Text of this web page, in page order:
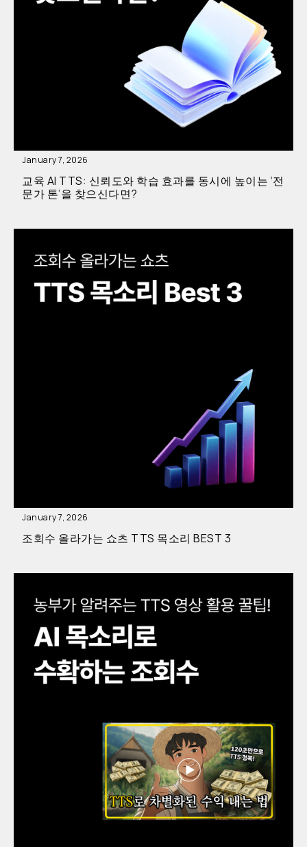
January 7, 2026
교육 AI TTS: 신뢰도와 학습 효과를 동시에 높이는 ‘전
문가 톤’을 찾으신다면?
January 7, 2026
조회수 올라가는 쇼츠 TTS 목소리 BEST 3